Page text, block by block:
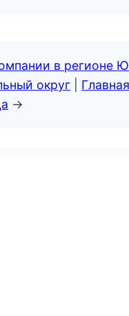
в регионе
округ
Главная
→